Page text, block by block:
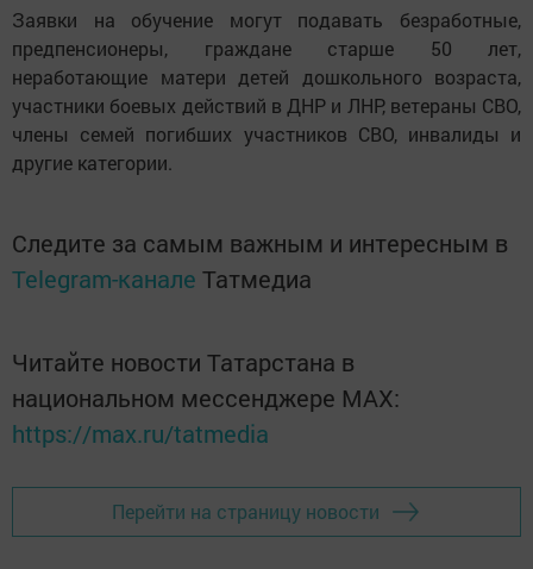
Заявки на обучение могут подавать безработные,
предпенсионеры, граждане старше 50 лет,
неработающие матери детей дошкольного возраста,
участники боевых действий в ДНР и ЛНР, ветераны СВО,
члены семей погибших участников СВО, инвалиды и
другие категории.
Следите за самым важным и интересным в
Telegram-канале Татмедиа
Читайте новости Татарстана в
национальном мессенджере MАХ:
https://max.ru/tatmedia
Перейти на страницу новости